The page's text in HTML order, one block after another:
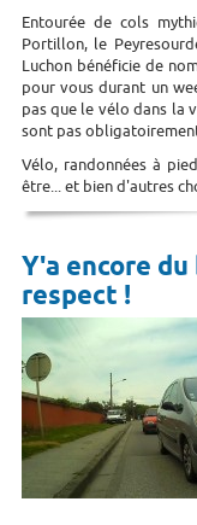
Entourée de cols
Portillon, le
Luchon bénéficie de
pour vous durant un
pas que le vélo dans la
sont pas
Vélo, randonnées à
être... et bien d'autres
Y'a encore
respect !